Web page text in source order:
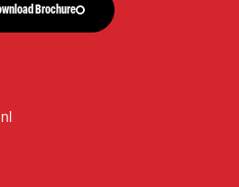
Brochure